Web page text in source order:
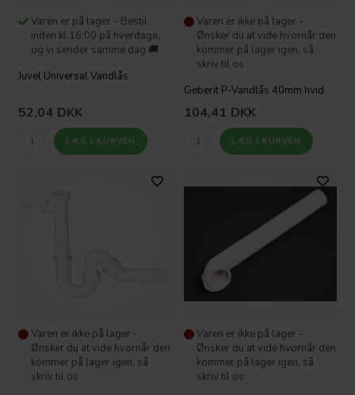
Varen er på lager - Bestil
inden kl 16:00 på hverdage,
og vi sender samme dag 🚚
Juvel Universal Vandlås
52,04 DKK
Varen er ikke på lager -
Ønsker du at vide hvornår den
kommer på lager igen, så
skriv til os
Geberit P-Vandlås 40mm hvid
104,41 DKK
Varen er ikke på lager -
Ønsker du at vide hvornår den
kommer på lager igen, så
skriv til os
Varen er ikke på lager -
Ønsker du at vide hvornår den
kommer på lager igen, så
skriv til os